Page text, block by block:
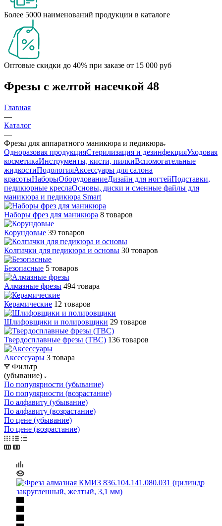
Более 5000 наименований продукции в каталоге
Оптовые скидки до 40% при заказе от 15 000 руб
Фрезы с желтой насечкой 48
Главная
—
Каталог
—
Фрезы для аппаратного маникюра и педикюра
Одноразовая продукцияСтерилизация и дезинфекцияУходовая
косметикаИнструменты, кисти, пилкиВспомогательные
жидкостиПодологияАксессуары для салона
красотыНаборыОборудованиеДизайн для ногтейПодставки,
педикюрные креслаОсновы, диски и сменные файлы для
маникюра и педикюра Smart
Наборы фрез для маникюра 8 товаров
Корундовые 39 товаров
Колпачки для педикюра и основы 30 товаров
Безопасные 5 товаров
Алмазные фрезы 494 товара
Керамические 12 товаров
Шлифовщики и полировщики 29 товаров
Твердосплавные фрезы (ТВС) 136 товаров
Аксессуары 3 товара
Фильтр
(убывание)
По популярности (убывание)
По популярности (возрастание)
По алфавиту (убывание)
По алфавиту (возрастание)
По цене (убывание)
По цене (возрастание)